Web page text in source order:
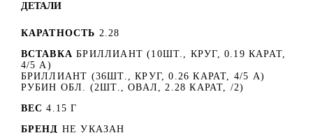
ДЕТАЛИ
КАРАТНОСТЬ 2.28
ВСТАВКА БРИЛЛИАНТ (10ШТ., КРУГ, 0.19 КАРАТ,
4/5 А)
БРИЛЛИАНТ (36ШТ., КРУГ, 0.26 КАРАТ, 4/5 А)
РУБИН ОБЛ. (2ШТ., ОВАЛ, 2.28 КАРАТ, /2)
ВЕС 4.15 Г
БРЕНД НЕ УКАЗАН